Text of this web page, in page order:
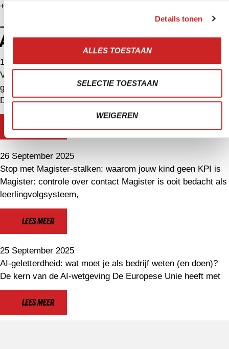
Details tonen
ALLES TOESTAAN
SELECTIE TOESTAAN
WEIGEREN
+31 6 18 72 25 36
ANDERE ARTIKELEN
16 October 2025
Van vage vraag naar gouden antwoord: waarom AI zonder
goede briefing niets waard is
De vergeten kunst van goed vragen stellen AI is geen
LEES MEER
26 September 2025
Stop met Magister-stalken: waarom jouw kind geen KPI is
Magister: controle over contact Magister is ooit bedacht als
leerlingvolgsysteem,
LEES MEER
25 September 2025
AI-geletterdheid: wat moet je als bedrijf weten (en doen)?
De kern van de AI-wetgeving De Europese Unie heeft met
LEES MEER